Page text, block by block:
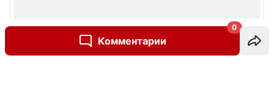
Комментарии
0